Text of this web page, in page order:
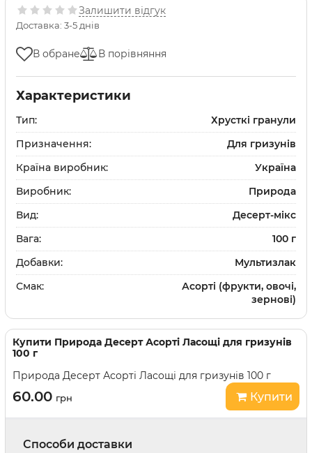
Залишити відгук
Доставка: 3-5 днів
В обране В порівняння
Характеристики
Тип:
Хрусткі гранули
Призначення:
Для гризунів
Країна виробник:
Україна
Виробник:
Природа
Вид:
Десерт-мікс
Вага:
100 г
Добавки:
Мультизлак
Смак:
Асорті (фрукти, овочі,
зернові)
Купити Природа Десерт Асорті Ласощі для гризунів
100 г
Природа Десерт Асорті Ласощі для гризунів 100 г
60.00 грн Купити
Способи доставки